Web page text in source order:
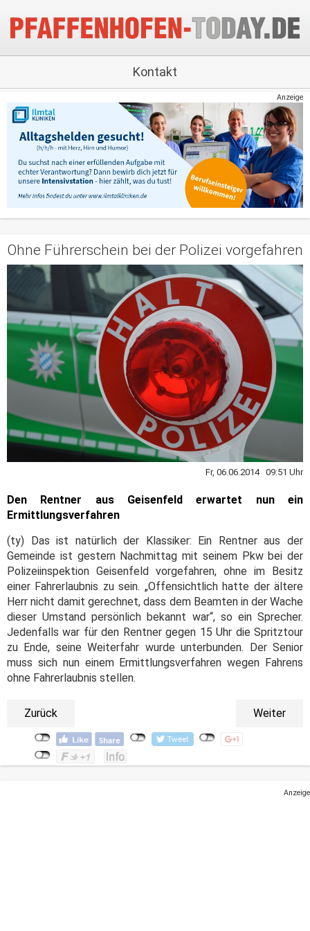
Kontakt
Anzeige
Ohne Führerschein bei der Polizei vorgefahren
Fr, 06.06.2014 09:51 Uhr
Den Rentner aus Geisenfeld erwartet nun ein
Ermittlungsverfahren
(ty) Das ist natürlich der Klassiker: Ein Rentner aus der
Gemeinde ist gestern Nachmittag mit seinem Pkw bei der
Polizeiinspektion Geisenfeld vorgefahren, ohne im Besitz
einer Fahrerlaubnis zu sein. „Offensichtlich hatte der ältere
Herr nicht damit gerechnet, dass dem Beamten in der Wache
dieser Umstand persönlich bekannt war“, so ein Sprecher.
Jedenfalls war für den Rentner gegen 15 Uhr die Spritztour
zu Ende, seine Weiterfahr wurde unterbunden. Der Senior
muss sich nun einem Ermittlungsverfahren wegen Fahrens
ohne Fahrerlaubnis stellen.
Zurück Weiter
Anzeige